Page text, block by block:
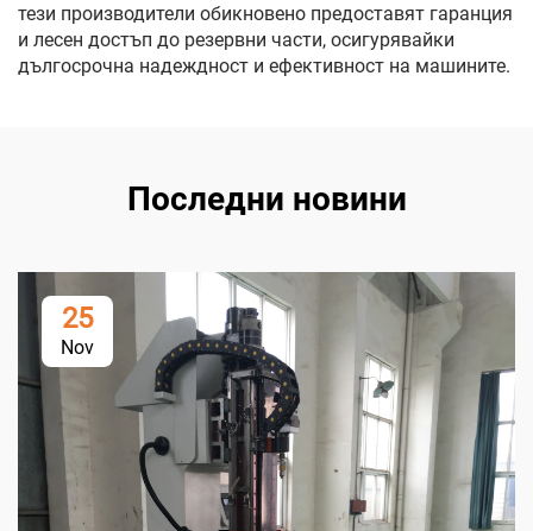
тези производители обикновено предоставят гаранция
и лесен достъп до резервни части, осигурявайки
дългосрочна надеждност и ефективност на машините.
Последни новини
25
Nov